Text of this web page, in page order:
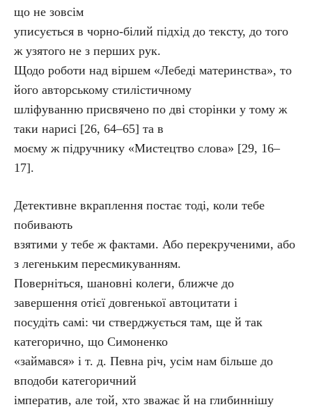
що не зовсім
уписується в чорно-білий підхід до тексту, до того
ж узятого не з перших рук.
Щодо роботи над віршем «Лебеді материнства», то
його авторському стилістичному
шліфуванню присвячено по дві сторінки у тому ж
таки нарисі [26, 64–65] та в
моєму ж підручнику «Мистецтво слова» [29, 16–
17].
Детективне вкраплення постає тоді, коли тебе
побивають
взятими у тебе ж фактами. Або перекрученими, або
з легеньким пересмикуванням.
Поверніться, шановні колеги, ближче до
завершення отієї довгенької автоцитати і
посудіть самі: чи стверджується там, ще й так
категорично, що Симоненко
«займався» і т. д. Певна річ, усім нам більше до
вподоби категоричний
імператив, але той, хто зважає й на глибиннішу